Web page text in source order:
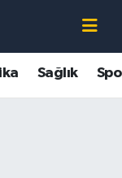
Sağlık